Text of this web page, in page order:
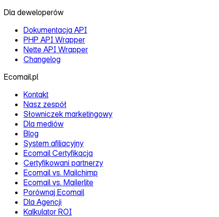
Dla deweloperów
Dokumentacja API
PHP API Wrapper
Nette API Wrapper
Changelog
Ecomail.pl
Kontakt
Nasz zespół
Słowniczek marketingowy
Dla mediów
Blog
System afiliacyjny
Ecomail Certyfikacja
Certyfikowani partnerzy
Ecomail vs. Mailchimp
Ecomail vs. Mailerlite
Porównaj Ecomail
Dla Agencji
Kalkulator ROI